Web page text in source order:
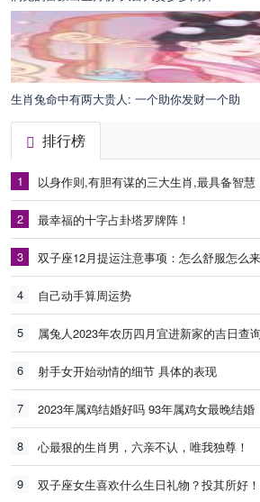
生肖兔命中有两大贵人: 一个助你发财一个助
排行榜
1 以身作则,有胆有谋的三大生肖,最具备智慧
2 最幸福的十字占卦塔罗牌阵！
3 双子座12月提运注意事项：怎么舒服怎
4 自己动手算周运势
5 属兔人2023年农历四月宜进新家的吉日查
6 射手女开始动情的细节 具体的表现
7 2023年属鸡结婚好吗 93年属鸡女最晚结婚
8 心最狠的生肖男，六亲不认，唯我独尊！
9 双子座女生喜欢什么生日礼物？投其所好！